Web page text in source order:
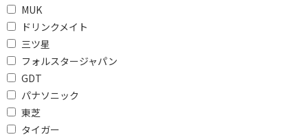
MUK
ドリンクメイト
三ツ星
フォルスタージャパン
GDT
パナソニック
東芝
タイガー